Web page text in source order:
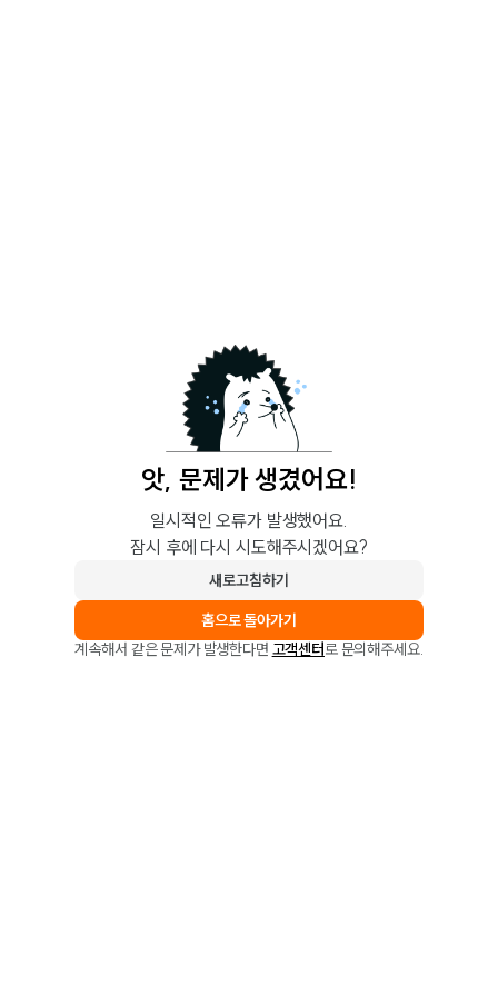
앗, 문제가 생겼어요!
일시적인 오류가 발생했어요.
잠시 후에 다시 시도해주시겠어요?
새로고침하기
홈으로 돌아가기
계속해서 같은 문제가 발생한다면 고객센터로 문의해주세요.